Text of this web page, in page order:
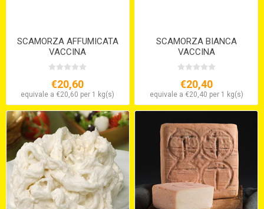
SCAMORZA AFFUMICATA
VACCINA
€20,60
equivale a €20,60 per 1 kg(s)
SCAMORZA BIANCA
VACCINA
€20,40
equivale a €20,40 per 1 kg(s)